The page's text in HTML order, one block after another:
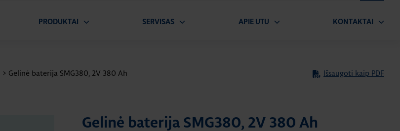
PRODUKTAI SERVISAS APIE UTU KONTAKTAI
> Gelinė baterija SMG380, 2V 380 Ah Išsaugoti kaip PDF
Gelinė baterija SMG380, 2V 380 Ah